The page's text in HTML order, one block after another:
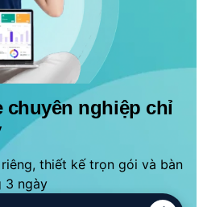
chuyên nghiệp chỉ
thiết kế trọn gói và bàn
3 ngày